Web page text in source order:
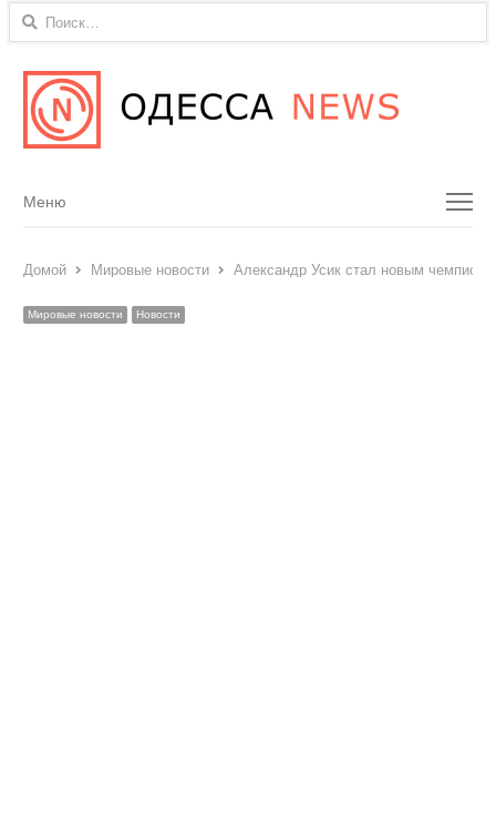
Найти:
Menu
Меню
Домой Мировые новости Александр Усик стал новым
Мировые новости Новости